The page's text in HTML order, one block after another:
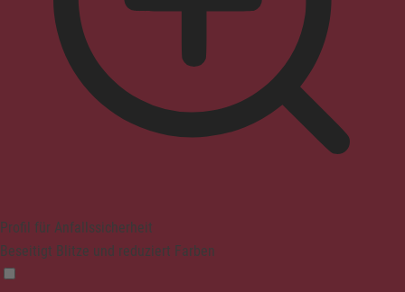
Profil für Anfallssicherheit
Beseitigt Blitze und reduziert Farben